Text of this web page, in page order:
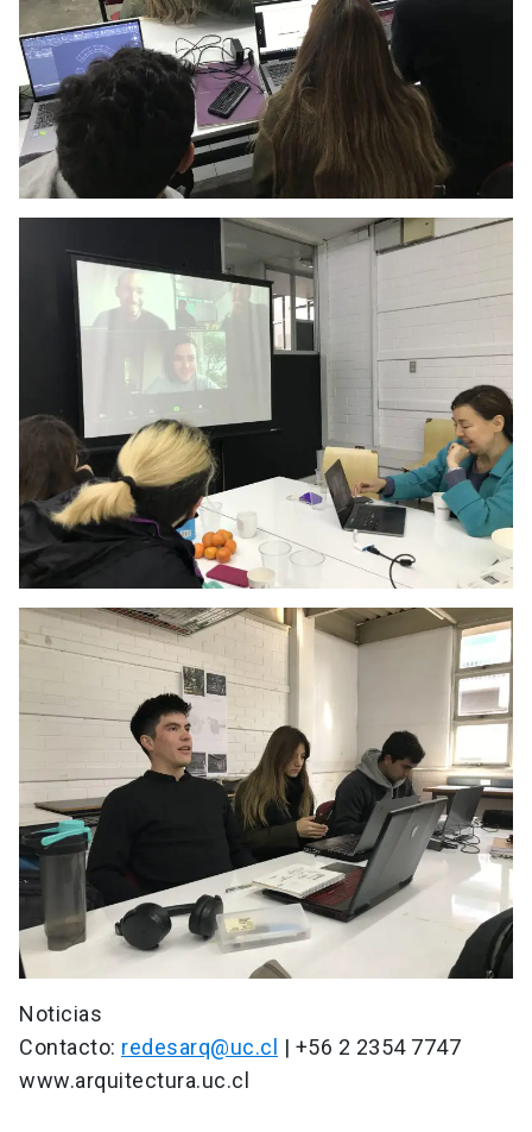
Noticias
Contacto: redesarq@uc.cl
| +56 2 2354 7747
www.arquitectura.uc.cl